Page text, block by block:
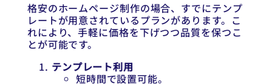
格安のホームページ制作の場合、すでにテンプ
レートが用意されているプランがあります。こ
れにより、手軽に価格を下げつつ品質を保つこ
とが可能です。
テンプレート利用
短時間で設置可能。